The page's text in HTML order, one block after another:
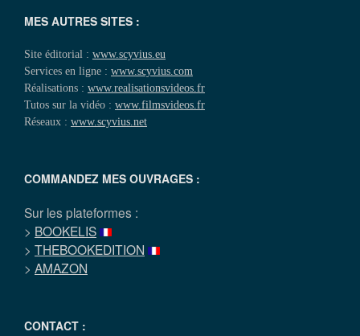
MES AUTRES SITES :
Site éditorial : www.scyvius.eu
Services en ligne : www.scyvius.com
Réalisations : www.realisationsvideos.fr
Tutos sur la vidéo : www.filmsvideos.fr
Réseaux : www.scyvius.net
COMMANDEZ MES OUVRAGES :
Sur les plateformes :
> BOOKELIS
> THEBOOKEDITION
> AMAZON
CONTACT :